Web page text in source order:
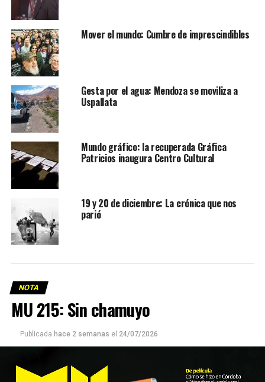
Mover el mundo: Cumbre de imprescindibles
Gesta por el agua: Mendoza se moviliza a
Uspallata
Mundo gráfico: la recuperada Gráfica
Patricios inaugura Centro Cultural
19 y 20 de diciembre: La crónica que nos
parió
NOTA
MU 215: Sin chamuyo
Publicada hace 2 semanas el 24/07/2026